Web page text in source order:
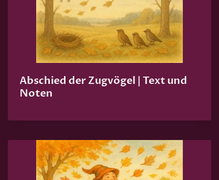
Abschied der Zugvögel | Text und
Noten